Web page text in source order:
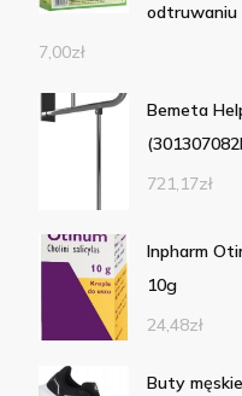
odtruwaniu
7,00zł
Bemeta
721,17zł
Inpharm
10g
24,48zł
Buty